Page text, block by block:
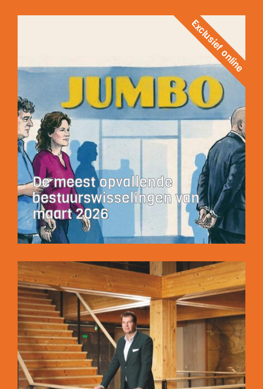
De meest opvallende
bestuurswisselingen van
maart 2026
Exclusief online